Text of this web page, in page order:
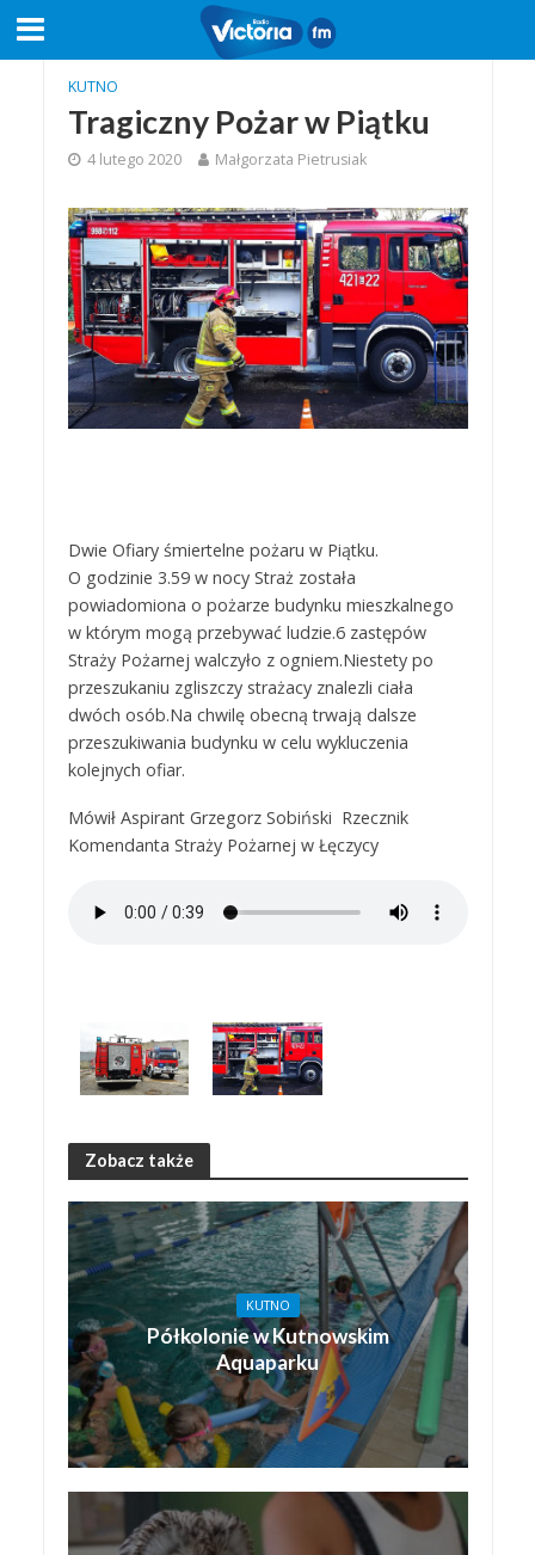
KUTNO
Tragiczny Pożar w Piątku
4 lutego 2020 Małgorzata Pietrusiak
Dwie Ofiary śmiertelne pożaru w Piątku.
O godzinie 3.59 w nocy Straż została
powiadomiona o pożarze budynku mieszkalnego
w którym mogą przebywać ludzie.6 zastępów
Straży Pożarnej walczyło z ogniem.Niestety po
przeszukaniu zgliszczy strażacy znalezli ciała
dwóch osób.Na chwilę obecną trwają dalsze
przeszukiwania budynku w celu wykluczenia
kolejnych ofiar.
Mówił Aspirant Grzegorz Sobiński Rzecznik
Komendanta Straży Pożarnej w Łęczycy
Zobacz także
KUTNO
Półkolonie w Kutnowskim
Aquaparku